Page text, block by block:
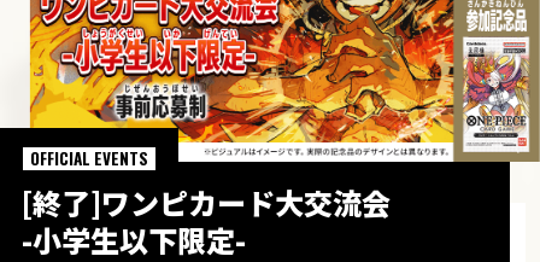
[終了]ワンピカード大交流会
-小学生以下限定-
OFFICIAL EVENTS